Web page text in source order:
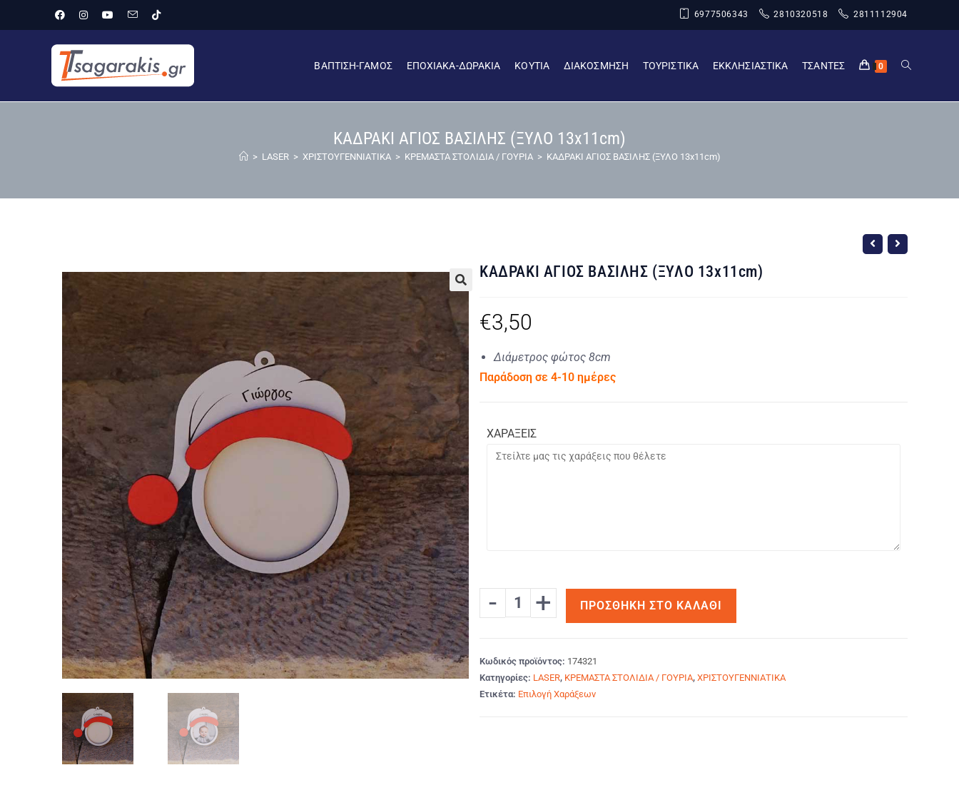
6977506343 2810320518 2811112904
ΒΑΠΤΙΣΗ-ΓΑΜΟΣ ΕΠΟΧΙΑΚΑ-ΔΩΡΑΚΙΑ ΚΟΥΤΙΑ ΔΙΑΚΟΣΜΗΣΗ ΤΟΥΡΙΣΤΙΚΑ ΕΚΚΛΗΣΙΑΣΤΙΚΑ ΤΣΑΝΤΕΣ 0
ΚΑΔΡΑΚΙ ΑΓΙΟΣ ΒΑΣΙΛΗΣ (ΞΥΛΟ 13x11cm)
> LASER > ΧΡΙΣΤΟΥΓΕΝΝΙΑΤΙΚΑ > ΚΡΕΜΑΣΤΑ ΣΤΟΛΙΔΙΑ / ΓΟΥΡΙΑ > ΚΑΔΡΑΚΙ ΑΓΙΟΣ ΒΑΣΙΛΗΣ (ΞΥΛΟ 13x11cm)
ΚΑΔΡΑΚΙ ΑΓΙΟΣ ΒΑΣΙΛΗΣ (ΞΥΛΟ 13x11cm)
€3,50
Διάμετρος φώτος 8cm
Παράδοση σε 4-10 ημέρες
ΧΑΡΑΞΕΙΣ
- + ΠΡΟΣΘΉΚΗ ΣΤΟ ΚΑΛΆΘΙ
Κωδικός προϊόντος: 174321
Κατηγορίες: LASER, ΚΡΕΜΑΣΤΑ ΣΤΟΛΙΔΙΑ / ΓΟΥΡΙΑ, ΧΡΙΣΤΟΥΓΕΝΝΙΑΤΙΚΑ
Ετικέτα: Επιλογή Χαράξεων